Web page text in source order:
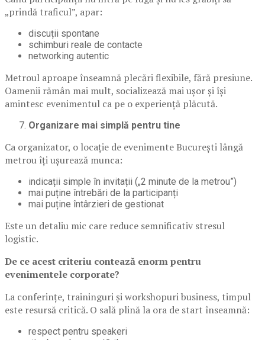
„prindă traficul”, apar:
discuții spontane
schimburi reale de contacte
networking autentic
Metroul aproape înseamnă plecări flexibile, fără presiune.
Oamenii rămân mai mult, socializează mai ușor și își
amintesc evenimentul ca pe o experiență plăcută.
Organizare mai simplă pentru tine
Ca organizator, o locație de evenimente București lângă
metrou îți ușurează munca:
indicații simple în invitații („2 minute de la metrou”)
mai puține întrebări de la participanți
mai puține întârzieri de gestionat
Este un detaliu mic care reduce semnificativ stresul
logistic.
De ce acest criteriu contează enorm pentru
evenimentele corporate?
La conferințe, traininguri și workshopuri business, timpul
este resursă critică. O sală plină la ora de start înseamnă:
respect pentru speakeri